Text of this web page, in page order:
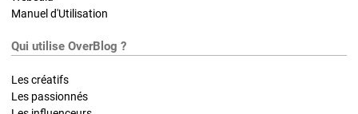
Manuel d'Utilisation
Qui utilise OverBlog ?
Les créatifs
Les passionnés